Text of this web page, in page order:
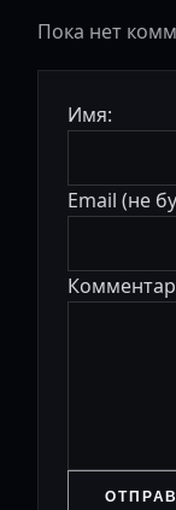
Пока нет
Имя:
Email (не